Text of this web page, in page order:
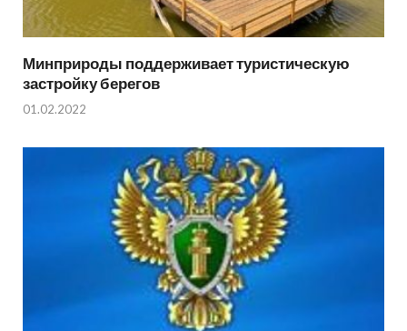
Минприроды поддерживает туристическую
застройку берегов
01.02.2022